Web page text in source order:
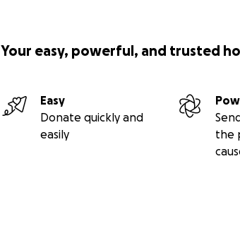
Your easy, powerful, and trusted
Easy
Donate quickly and
easily
the